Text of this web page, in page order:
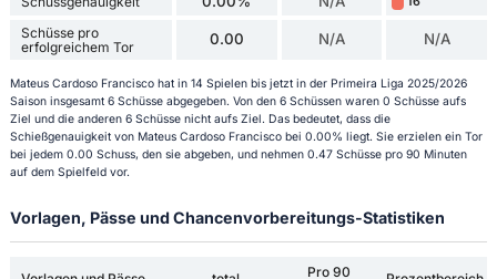
Schüsse pro
erfolgreichem Tor
0.00 N/A N/A
Mateus Cardoso Francisco hat in 14 Spielen bis jetzt in der Primeira Liga 2025/2026
Saison insgesamt 6 Schüsse abgegeben. Von den 6 Schüssen waren 0 Schüsse aufs
Ziel und die anderen 6 Schüsse nicht aufs Ziel. Das bedeutet, dass die
Schießgenauigkeit von Mateus Cardoso Francisco bei 0.00% liegt. Sie erzielen ein Tor
bei jedem 0.00 Schuss, den sie abgeben, und nehmen 0.47 Schüsse pro 90 Minuten
auf dem Spielfeld vor.
Vorlagen, Pässe und Chancenvorbereitungs-Statistiken
Pro 90